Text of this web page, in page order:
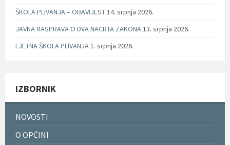
ŠKOLA PLIVANJA – OBAVIJEST14. srpnja 2026.
JAVNA RASPRAVA O DVA NACRTA ZAKONA13. srpnja 2026.
LJETNA ŠKOLA PLIVANJA1. srpnja 2026.
IZBORNIK
NOVOSTI
O OPĆINI